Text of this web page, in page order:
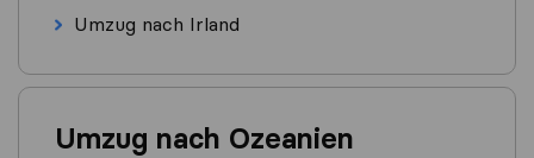
Umzug nach Irland
Umzug nach Ozeanien